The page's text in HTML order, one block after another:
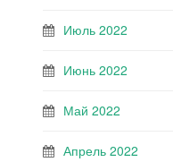
Июль 2022
Июнь 2022
Май 2022
Апрель 2022